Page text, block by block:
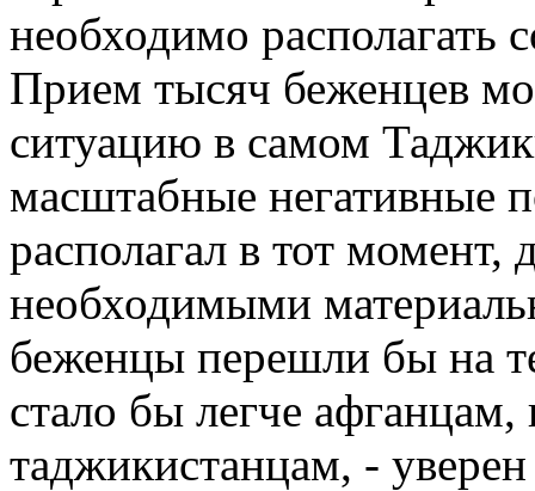
необходимо располагать
Прием тысяч беженцев
ситуацию в самом
масштабные негативные
располагал в тот момент,
необходимыми
беженцы перешли бы на
стало бы легче
таджикистанцам, -